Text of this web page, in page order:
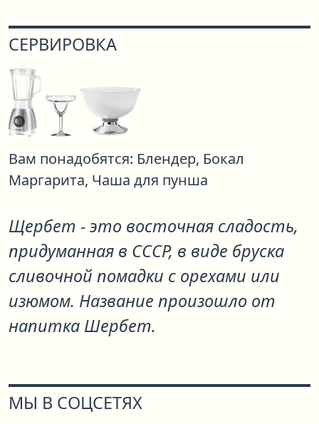
СЕРВИРОВКА
Вам понадобятся: Блендер, Бокал
Маргарита, Чаша для пунша
Щербет - это восточная сладость,
придуманная в СССР, в виде бруска
сливочной помадки с орехами или
изюмом. Название произошло от
напитка Шербет.
МЫ В СОЦСЕТЯХ